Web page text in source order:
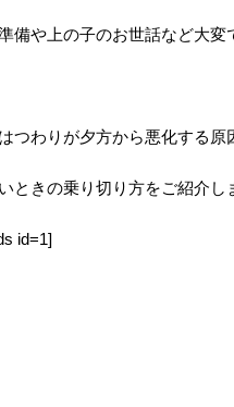
備や上の子のお世話など大変
つわりが夕方から悪化する原
ときの乗り切り方をご紹介し
id=1]